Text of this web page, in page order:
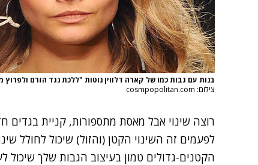
בנות עם גבות כמו של קארה דלווין נוטות "ללכת נגד הזרם ולפרוץ
צילום: cosmpopolitan.com
רוצה שינוי אבל מאסת מתספורות, קניית בגדים
לפעמים זה השינוי הקטן (והזול) שיכול לחולל
הקטנים-גדולים טמון בעיצוב הגבות שלך